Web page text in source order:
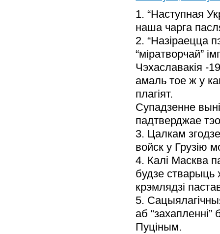
1. “Наступная
наша чарга
2. “Назіраецца
“міратворчай”
Чэхаславакія -
амаль тое ж у
плагіят.
Супадзенне
падтверджае
3. Цалкам
войск у Грузію
4. Калі Масква
будзе стварыць
крэмлядзі
5.
аб
Пуціным.